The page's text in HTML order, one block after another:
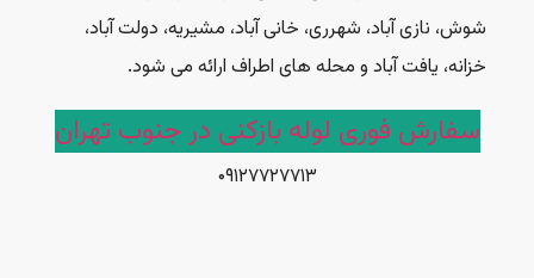
شوش، نازی آباد، شهرری، خانی آباد، مشیریه، دولت آباد،
خزانه، یافت آباد و محله های اطراف ارائه می شود.
سفارش فوری لوله بازکنی در جنوب تهران
۰۹۱۲۷۷۲۷۷۱۳